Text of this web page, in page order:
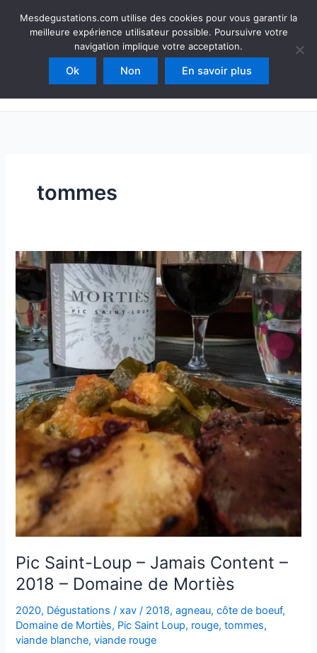
Mesdegustations
Dégustations, accords & autour du vin
Rechercher
tommes
Pic Saint-Loup – Jamais Content –
2018 – Domaine de Mortiès
2020, Dégustations /xav/ 2018,agneau,côte de boeuf,
Domaine de Mortiès, Pic Saint Loup, rouge,tommes,
viande blanche,viande rouge
Mesdegustations.com utilise des cookies pour vous garantir la
meilleure expérience utilisateur possible. Poursuivre votre
navigation implique votre acceptation.
Ok Non En savoir plus